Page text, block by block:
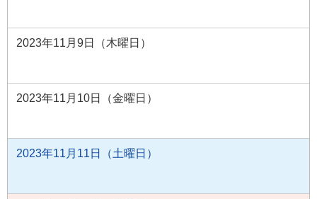
2023年11月9日（木曜日）
2023年11月10日（金曜日）
2023年11月11日（土曜日）